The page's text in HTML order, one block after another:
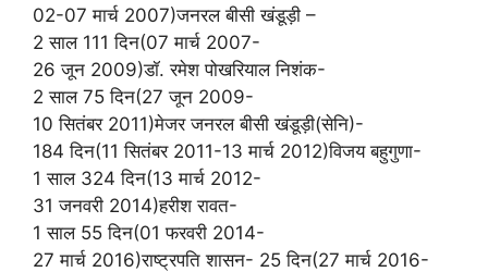
02-07 मार्च 2007)जनरल बीसी खंडूड़ी –
2 साल 111 दिन(07 मार्च 2007-
26 जून 2009)डॉ. रमेश पोखरियाल निशंक-
2 साल 75 दिन(27 जून 2009-
10 सितंबर 2011)मेजर जनरल बीसी खंडूड़ी(सेनि)-
184 दिन(11 सितंबर 2011-13 मार्च 2012)विजय बहुगुणा-
1 साल 324 दिन(13 मार्च 2012-
31 जनवरी 2014)हरीश रावत-
1 साल 55 दिन(01 फरवरी 2014-
27 मार्च 2016)राष्ट्रपति शासन- 25 दिन(27 मार्च 2016-